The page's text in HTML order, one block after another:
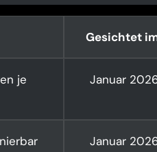
Gesichtet
je
Januar
Januar